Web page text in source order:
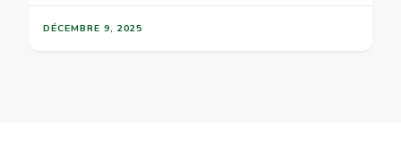
DÉCEMBRE 9, 2025